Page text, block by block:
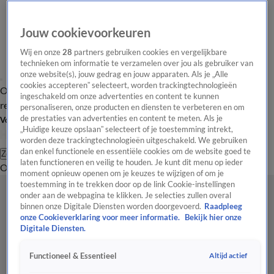
Overzicht Laatste nieuws Regionieuws Het beste van Hart
Tip de
redactie
Volg Hart van Nederland
Zoeken
OverzichtRegioUitzendingenWeerTip de redactiePanelVideo's
Jouw cookievoorkeuren
Wij en onze28 partners gebruiken cookies en vergelijkbare
technieken om informatie te verzamelen over jou als gebruiker van
onze website(s), jouw gedrag en jouw apparaten. Als je „Alle
cookies accepteren” selecteert, worden trackingtechnologieën
ingeschakeld om onze advertenties en content te kunnen
personaliseren, onze producten en diensten te verbeteren en om
de prestaties van advertenties en content te meten. Als je
„Huidige keuze opslaan” selecteert of je toestemming intrekt,
worden deze trackingtechnologieën uitgeschakeld. We gebruiken
dan enkel functionele en essentiële cookies om de website goed te
laten functioneren en veilig te houden. Je kunt dit menu op ieder
moment opnieuw openen om je keuzes te wijzigen of om je
toestemming in te trekken door op de link Cookie-instellingen
onder aan de webpagina te klikken. Je selecties zullen overal
binnen onze Digitale Diensten worden doorgevoerd. Raadpleeg
onze Cookieverklaring voor meer informatie.
Bekijk hier onze
Digitale Diensten.
Functioneel & Essentieel Altijd actief